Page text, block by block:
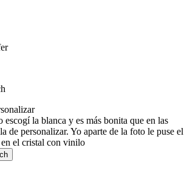
escogí la blanca y es más bonita que en las
de personalizar. Yo aparte de la foto le puse el
el cristal con vinilo